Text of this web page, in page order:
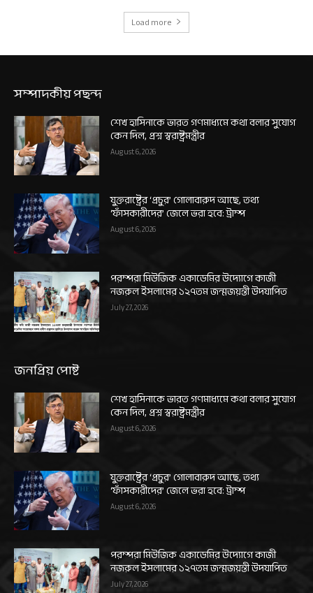
Load more
সম্পাদকীয় পছন্দ
শেখ হাসিনাকে ভারত গণমাধ্যমে কথা বলার সুযোগ
কেন দিল, প্রশ্ন স্বরাষ্ট্রমন্ত্রীর
August 6, 2026
যুক্তরাষ্ট্রের ‘প্রচুর’ গোলাবারুদ আছে, তথ্য
‘ফাঁসকারীদের’ জেলে ভরা হবে: ট্রাম্প
August 6, 2026
পরম্পরা মিউজিক একাডেমির উদ্যোগে কাজী
নজরুল ইসলামের ১২৭তম জন্মজয়ন্তী উদযাপিত
July 27, 2026
জনপ্রিয় পোষ্ট
শেখ হাসিনাকে ভারত গণমাধ্যমে কথা বলার সুযোগ
কেন দিল, প্রশ্ন স্বরাষ্ট্রমন্ত্রীর
August 6, 2026
যুক্তরাষ্ট্রের ‘প্রচুর’ গোলাবারুদ আছে, তথ্য
‘ফাঁসকারীদের’ জেলে ভরা হবে: ট্রাম্প
August 6, 2026
পরম্পরা মিউজিক একাডেমির উদ্যোগে কাজী
নজরুল ইসলামের ১২৭তম জন্মজয়ন্তী উদযাপিত
July 27, 2026